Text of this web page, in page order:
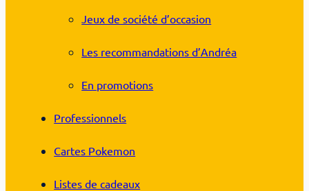
Jeux de société d’occasion
Les recommandations d’Andréa
En promotions
Professionnels
Cartes Pokemon
Listes de cadeaux